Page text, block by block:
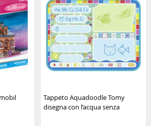
Tappeto Aquadoodle Tomy
disegna con l’acqua senza